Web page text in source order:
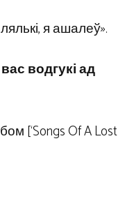
я ашалеў».
водгукі ад
[‘Songs Of A Lost